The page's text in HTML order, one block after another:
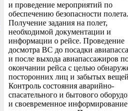
и проведение мероприятий по
обеспечению безопасности полета.
Получение задания на полет,
необходимой документации и
информации о рейсе. Проведение
досмотра ВС до посадки
и после выхода авиапассажиров
окончании рейса с целью
посторонних лиц и забытых
Контроль состояния аварийно-
спасательного и бытового
и своевременное